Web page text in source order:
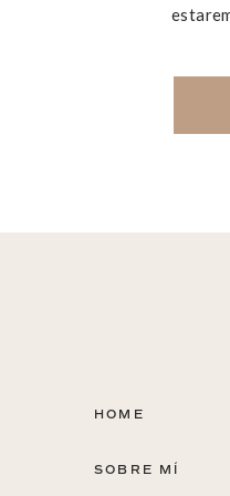
Lavar
Poner el
sacando
SOBRE MÍ
HOME